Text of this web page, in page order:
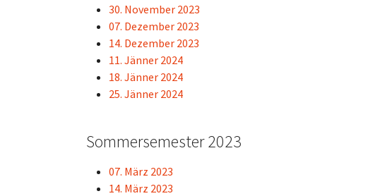
30. November 2023
07. Dezember 2023
14. Dezember 2023
11. Jänner 2024
18. Jänner 2024
25. Jänner 2024
Sommersemester 2023
07. März 2023
14. März 2023